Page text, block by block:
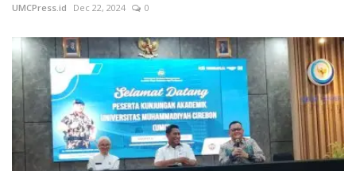
UMCPress.id Dec 22, 2024 0